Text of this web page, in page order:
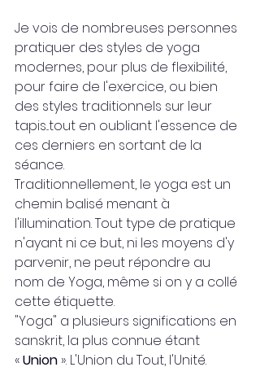
Je vois de nombreuses personnes
pratiquer des styles de yoga
modernes, pour plus de flexibilité,
pour faire de l'exercice, ou bien
des styles traditionnels sur leur
tapis...tout en oubliant l'essence de
ces derniers en sortant de la
séance.
Traditionnellement, le yoga est un
chemin balisé menant à
l'illumination. Tout type de pratique
n'ayant ni ce but, ni les moyens d'y
parvenir, ne peut répondre au
nom de Yoga, même si on y a collé
cette étiquette.
"Yoga" a plusieurs significations en
sanskrit, la plus connue étant
« Union ». L'Union du Tout, l'Unité.